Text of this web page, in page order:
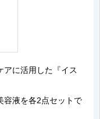
アに活用した『イス
容液を各2点セットで